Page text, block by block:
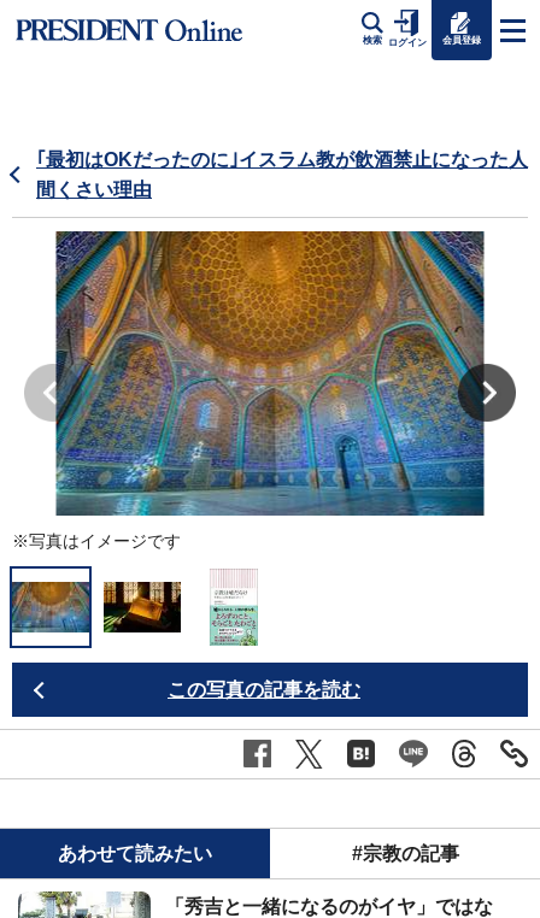
検索 ログイン 会員登録
｢最初はOKだったのに｣イスラム教が飲酒禁止になった人
間くさい理由
※写真はイメージです
この写真の記事を読む
あわせて読みたい #宗教の記事
「秀吉と一緒になるのがイヤ」ではな